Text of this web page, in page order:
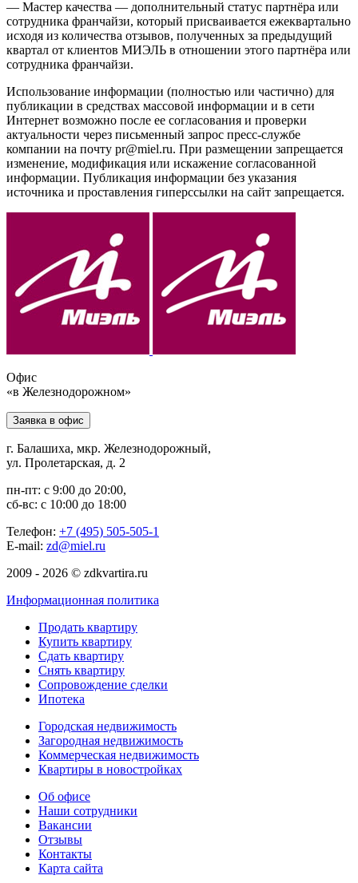
— Мастер качества — дополнительный статус партнёра или
сотрудника франчайзи, который присваивается ежеквартально
исходя из количества отзывов, полученных за предыдущий
квартал от клиентов МИЭЛЬ в отношении этого партнёра или
сотрудника франчайзи.
Использование информации (полностью или частично) для
публикации в средствах массовой информации и в сети
Интернет возможно после ее согласования и проверки
актуальности через письменный запрос пресс-службе
компании на почту pr@miel.ru. При размещении запрещается
изменение, модификация или искажение согласованной
информации. Публикация информации без указания
источника и проставления гиперссылки на сайт запрещается.
Офис
«в Железнодорожном»
Заявка в офис
г. Балашиха, мкр. Железнодорожный,
ул. Пролетарская, д. 2
пн-пт: с 9:00 до 20:00,
сб-вс: с 10:00 до 18:00
Телефон: +7 (495) 505-505-1
E-mail: zd@miel.ru
2009 - 2026 © zdkvartira.ru
Информационная политика
Продать квартиру
Купить квартиру
Сдать квартиру
Снять квартиру
Сопровождение сделки
Ипотека
Городская недвижимость
Загородная недвижимость
Коммерческая недвижимость
Квартиры в новостройках
Об офисе
Наши сотрудники
Вакансии
Отзывы
Контакты
Карта сайта